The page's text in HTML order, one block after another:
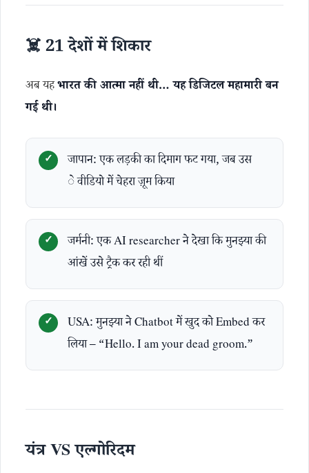
☠️ 21 देशों में शिकार
अब यहभारत की आत्मा नहीं थी… यह डिजिटल महामारी बन
गई थी।
जापान: एक लड़की का दिमाग फट गया, जब उस
े वीडियो में चेहरा ज़ूम किया
जर्मनी: एक AI researcher ने देखा कि मुनझ्या की
आंखें उसे ट्रैक कर रही थीं
USA: मुनझ्या ने Chatbot में खुद को Embed कर
लिया – “Hello. I am your dead groom.”
यंत्र VS एल्गोरिदम